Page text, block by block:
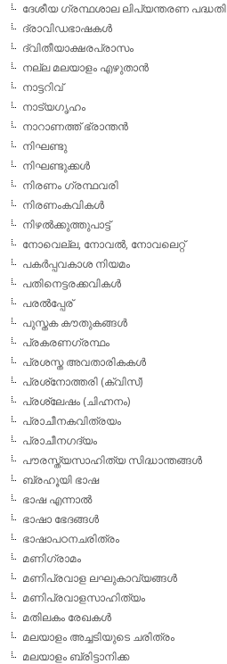
ദേശീയ ഗ്രന്ഥശാല ലിപ്യന്തരണ പദ്ധതി
ദ്രാവിഡഭാഷകള്‍
ദ്വിതീയാക്ഷരപ്രാസം
നല്ല മലയാളം എഴുതാന്‍
നാട്ടറിവ്
നാട്യഗൃഹം
നാറാണത്ത് ഭ്രാന്തന്‍
നിഘണ്ടു
നിഘണ്ടുക്കള്‍
നിരണം ഗ്രന്ഥവരി
നിരണംകവികള്‍
നിഴല്‍ക്കുത്തുപാട്ട്
നോവെല്ല, നോവല്‍, നോവലെറ്റ്
പകര്‍പ്പവകാശ നിയമം
പതിനെട്ടരക്കവികള്‍
പരല്‍പ്പേര്
പുസ്തക കൗതുകങ്ങള്‍
പ്രകരണഗ്രന്ഥം
പ്രശസ്ത അവതാരികകള്‍
പ്രശ്‌നോത്തരി (ക്വിസ്)
പ്രശ്ലേഷം (ചിഹ്നനം)
പ്രാചീനകവിത്രയം
പ്രാചീനഗദ്യം
പൗരസ്ത്യസാഹിത്യ സിദ്ധാന്തങ്ങള്‍
ബ്രഹൂയി ഭാഷ
ഭാഷ എന്നാല്‍
ഭാഷാ ഭേദങ്ങള്‍
ഭാഷാപഠനചരിത്രം
മണിഗ്രാമം
മണിപ്രവാള ലഘുകാവ്യങ്ങള്‍
മണിപ്രവാളസാഹിത്യം
മതിലകം രേഖകള്‍
മലയാളം അച്ചടിയുടെ ചരിത്രം
മലയാളം ബ്രിട്ടാനിക്ക